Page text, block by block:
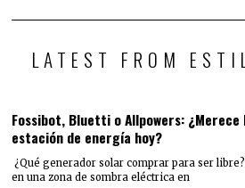
LATEST FROM
Fossibot, Bluetti o Allpowers:
estación de energía hoy?
¿Qué generador solar comprar para ser
en una zona de sombra eléctrica en